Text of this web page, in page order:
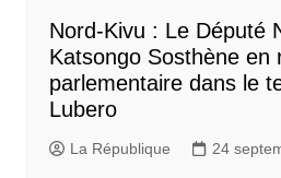
Nord-Kivu : Le Député
Katsongo Sosthène en
parlementaire dans le
Lubero
La République 24